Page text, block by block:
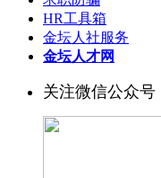
HR工具箱
金坛人社服务
金坛人才网
关注微信公众号